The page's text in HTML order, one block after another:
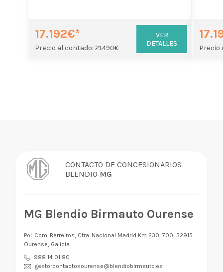
17.192€*
Precio al contado: 21.490€
VER
DETALLES
Precio
CONTACTO DE CONCESIONARIOS
BLENDIO MG
MG Blendio Birmauto Ourense
Pol. Com. Barreiros, Ctra. Nacional Madrid Km 230, 700, 32915
Ourense, Galicia
988 14 01 80
gestorcontactosourense@blendiobirmauto.es